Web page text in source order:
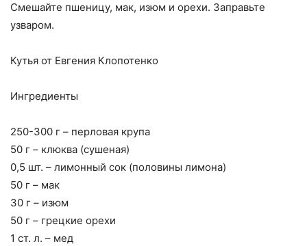
Смешайте пшеницу, мак, изюм и орехи. Заправьте
узваром.
Кутья от Евгения Клопотенко
Ингредиенты
250-300 г – перловая крупа
50 г – клюква (сушеная)
0,5 шт. – лимонный сок (половины лимона)
50 г – мак
30 г – изюм
50 г – грецкие орехи
1 ст. л. – мед